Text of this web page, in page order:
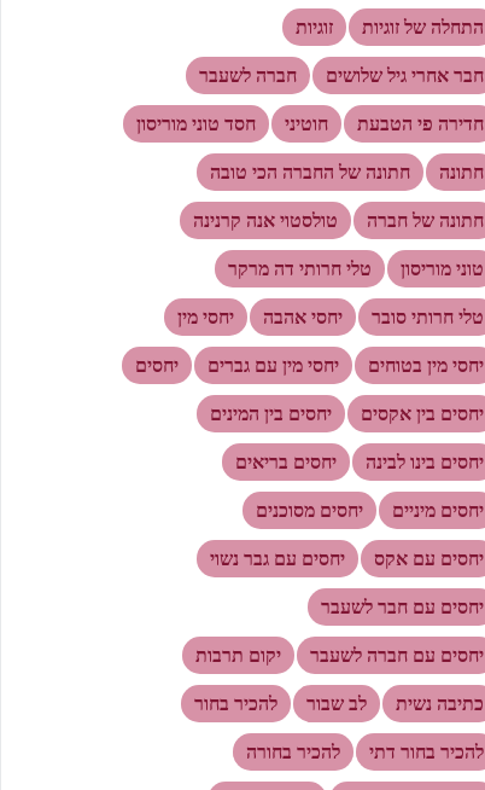
התחלה של זוגיות זוגיות
חבר אחרי גיל שלושים חברה לשעבר
חדירה פי הטבעת חוטיני חסד טוני מוריסון
חתונה חתונה של החברה הכי טובה
חתונה של חברה טולסטוי אנה קרנינה
טוני מוריסון טלי חרותי דה מרקר
טלי חרותי סובר יחסי אהבה יחסי מין
יחסי מין בטוחים יחסי מין עם גברים יחסים
יחסים בין אקסים יחסים בין המינים
יחסים בינו לבינה יחסים בריאים
יחסים מיניים יחסים מסוכנים
יחסים עם אקס יחסים עם גבר נשוי
יחסים עם חבר לשעבר
יחסים עם חברה לשעבר יקום תרבות
כתיבה נשית לב שבור להכיר בחור
להכיר בחור דתי להכיר בחורה